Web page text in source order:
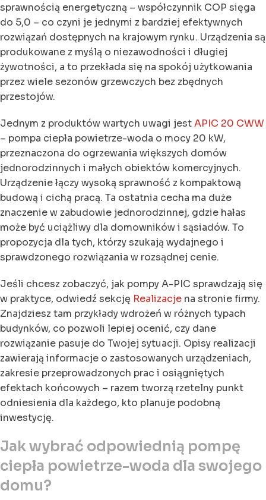
sprawnością energetyczną – współczynnik COP sięga
do 5,0 – co czyni je jednymi z bardziej efektywnych
rozwiązań dostępnych na krajowym rynku. Urządzenia są
produkowane z myślą o niezawodności i długiej
żywotności, a to przekłada się na spokój użytkowania
przez wiele sezonów grzewczych bez zbędnych
przestojów.
Jednym z produktów wartych uwagi jestAPIC 20 CWW
– pompa ciepła powietrze-woda o mocy 20 kW,
przeznaczona do ogrzewania większych domów
jednorodzinnych i małych obiektów komercyjnych.
Urządzenie łączy wysoką sprawność z kompaktową
budową i cichą pracą. Ta ostatnia cecha ma duże
znaczenie w zabudowie jednorodzinnej, gdzie hałas
może być uciążliwy dla domowników i sąsiadów. To
propozycja dla tych, którzy szukają wydajnego i
sprawdzonego rozwiązania w rozsądnej cenie.
Jeśli chcesz zobaczyć, jak pompy A-PIC sprawdzają się
w praktyce, odwiedź sekcję Realizacje na stronie firmy.
Znajdziesz tam przykłady wdrożeń w różnych typach
budynków, co pozwoli lepiej ocenić, czy dane
rozwiązanie pasuje do Twojej sytuacji. Opisy realizacji
zawierają informacje o zastosowanych urządzeniach,
zakresie przeprowadzonych prac i osiągniętych
efektach końcowych – razem tworzą rzetelny punkt
odniesienia dla każdego, kto planuje podobną
inwestycję.
Jak wybrać odpowiednią pompę
ciepła powietrze-woda dla swojego
domu?